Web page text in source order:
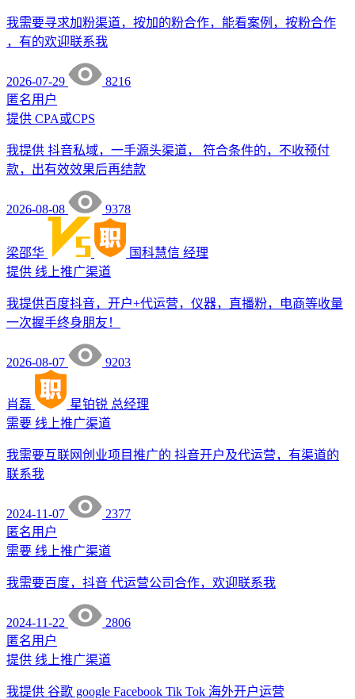
我需要寻求加粉渠道，按加的粉合作，能看案例，按粉合作
，有的欢迎联系我
2026-07-29
8216
匿名用户
提供 CPA或CPS
我提供 抖音私域，一手源头渠道， 符合条件的，不收预付
款，出有效效果后再结款
2026-08-08 9378
梁邵华 国科慧信 经理
提供 线上推广渠道
我提供百度抖音，开户+代运营，仪器，直播粉，电商等收量
一次握手终身朋友！
2026-08-07 9203
肖磊 星铂锐 总经理
需要 线上推广渠道
我需要互联网创业项目推广的 抖音开户及代运营，有渠道的
联系我
2024-11-07
2377
匿名用户
需要 线上推广渠道
我需要百度，抖音 代运营公司合作，欢迎联系我
2024-11-22
2806
匿名用户
提供 线上推广渠道
我提供 谷歌 google Facebook Tik Tok 海外开户运营